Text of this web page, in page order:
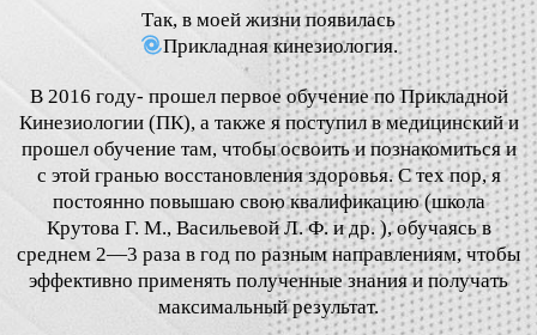
Так, в моей жизни появилась
Прикладная кинезиология.
В 2016 году- прошел первое обучение по Прикладной
Кинезиологии (ПК), а также я поступил в медицинский и
прошел обучение там, чтобы освоить и познакомиться и
с этой гранью восстановления здоровья. С тех пор, я
постоянно повышаю свою квалификацию (школа
Крутова Г. М., Васильевой Л. Ф. и др. ), обучаясь в
среднем 2—3 раза в год по разным направлениям, чтобы
эффективно применять полученные знания и получать
максимальный результат.